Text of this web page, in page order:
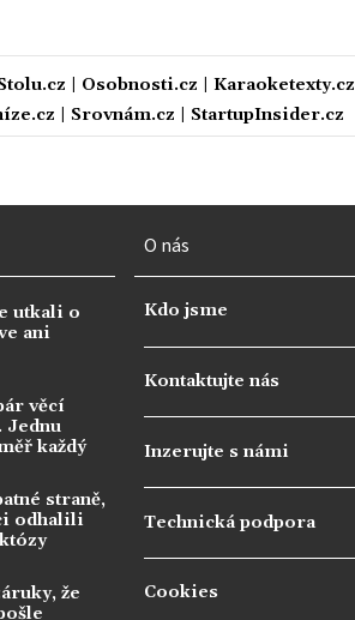
Osobnosti.cz Karaoketexty.cz
Srovnám.cz StartupInsider.cz
utkali o
ani
věcí
Jednu
každý
straně,
odhalili
že
O nás
Kdo jsme
Kontaktujte nás
Inzerujte s námi
Technická podpora
Cookies